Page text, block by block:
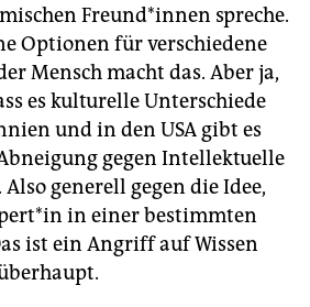
Freund*innen spreche.
Optionen für verschiedene
Mensch macht das. Aber ja,
es kulturelle Unterschiede
und in den USA gibt es
gegen Intellektuelle
generell gegen die Idee,
in einer bestimmten
ist ein Angriff auf Wissen